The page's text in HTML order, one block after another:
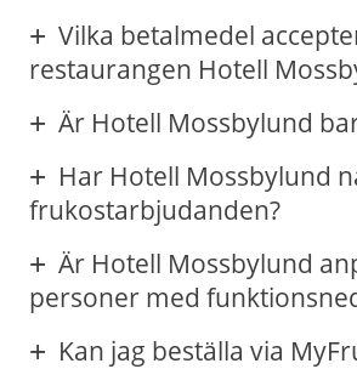
Vilka betalmedel
restaurangen Hotell
Är Hotell Mossbylund
Har Hotell Mossbylund
frukostarbjudanden?
Är Hotell Mossbylund
personer med
Kan jag beställa via